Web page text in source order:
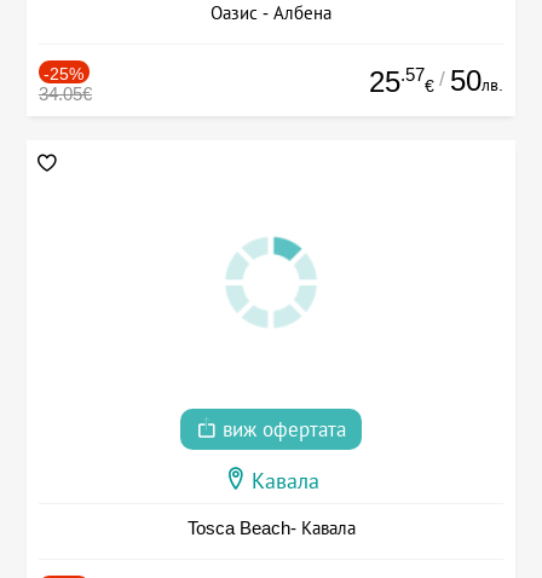
Оазис - Албена
-25%
34.05€ 25.57
€ / 50лв.
виж офертата
Кавала
Tosca Beach- Кавала